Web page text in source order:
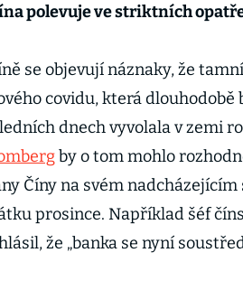
polevuje ve striktních
se objevují náznaky, že
covidu, která dlouhodobě
dnech vyvolala v zemi
by o tom mohlo
Číny na svém
prosince. Například šéf
že „banka se nyní